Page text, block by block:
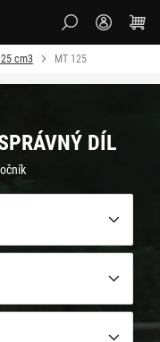
cm3 MT 125
DÍL